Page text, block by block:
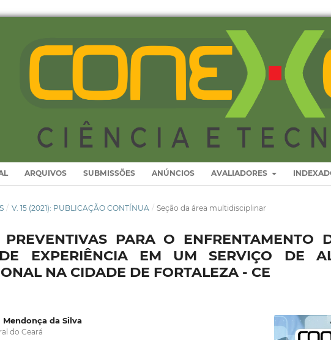
ARQUIVOS SUBMISSÕES ANÚNCIOS AVALIADORES
/ V. 15 (2021): PUBLICAÇÃO CONTÍNUA / Seção da área multidisciplinar
PREVENTIVAS PARA O ENFRENTAMENTO
EXPERIÊNCIA EM UM SERVIÇO DE
NA CIDADE DE FORTALEZA - CE
da Silva
do Ceará